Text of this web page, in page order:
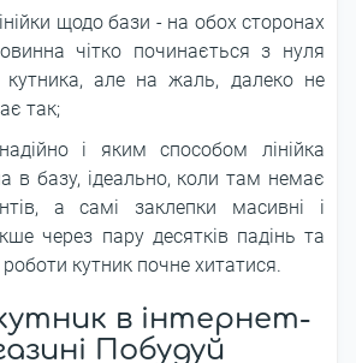
щодо бази - на обох сторонах
чітко починається з нуля
але на жаль, далеко не
так;
і яким способом лінійка
в базу, ідеально, коли там немає
а самі заклепки масивні і
через пару десятків падінь та
роботи кутник почне хитатися.
в інтернет-
Побудуй